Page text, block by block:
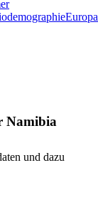
Europa
Namibia
und dazu